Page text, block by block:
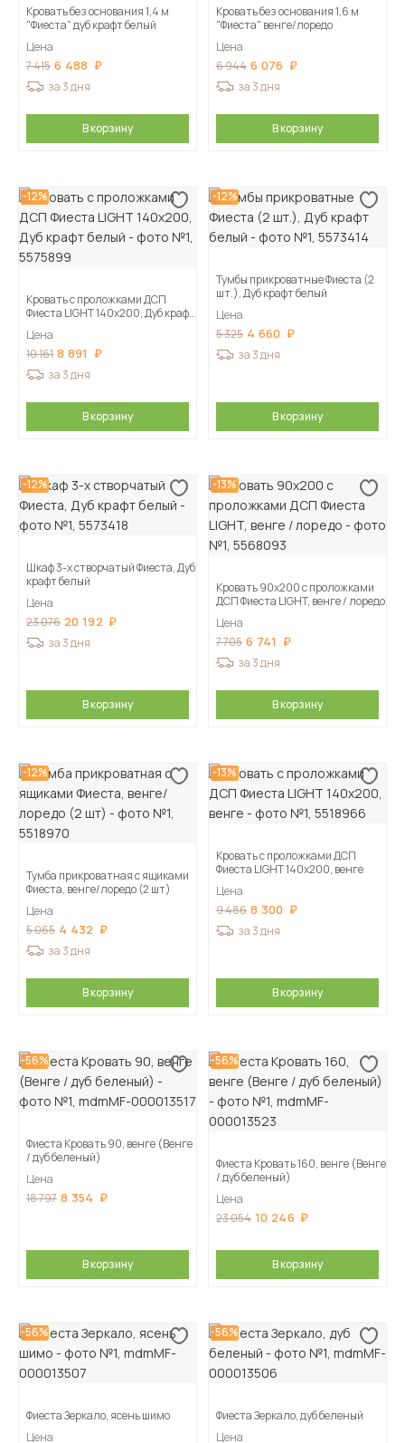
Кровать без основания 1,4 м
"Фиеста" дуб крафт белый
Цена
7 415 6 488
за 3 дня
В корзину
Кровать без основания 1,6 м
"Фиеста" венге/лоредо
Цена
6 944 6 076
за 3 дня
В корзину
-12%
Кровать с проложками ДСП
Фиеста LIGHT 140х200, Дуб крафт
Цена
10 161 8 891
за 3 дня
В корзину
-12%
Тумбы прикроватные Фиеста (2
шт.), Дуб крафт белый
Цена
5 325 4 660
за 3 дня
В корзину
-12%
Шкаф 3-х створчатый Фиеста, Дуб
крафт белый
Цена
23 076 20 192
за 3 дня
В корзину
-13%
Кровать 90х200 с проложками
ДСП Фиеста LIGHT, венге / лоредо
Цена
7 705 6 741
за 3 дня
В корзину
-12%
Тумба прикроватная с ящиками
Фиеста, венге/лоредо (2 шт)
Цена
5 065 4 432
за 3 дня
В корзину
-13%
Кровать с проложками ДСП
Фиеста LIGHT 140х200, венге
Цена
9 486 8 300
за 3 дня
В корзину
-56%
Фиеста Кровать 90, венге (Венге
/ дуб беленый)
Цена
18 797 8 354
В корзину
-56%
Фиеста Кровать 160, венге (Венге
/ дуб беленый)
Цена
23 054 10 246
В корзину
-56%
Фиеста Зеркало, ясень шимо
Цена
-56%
Фиеста Зеркало, дуб беленый
Цена